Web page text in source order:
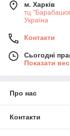
м. Харків
тц
Україна
Контакти
Сьогодні
Показати
Про нас
Контакти